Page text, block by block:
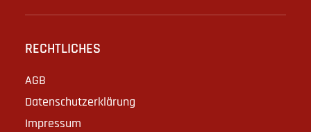
RECHTLICHES
AGB
Datenschutzerklärung
Impressum